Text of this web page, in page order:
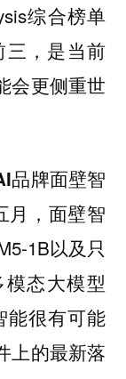
综合榜单
三，是当前
会更侧重世
品牌面壁智
月，面壁智
1B以及只
态大模型
能很有可能
上的最新落